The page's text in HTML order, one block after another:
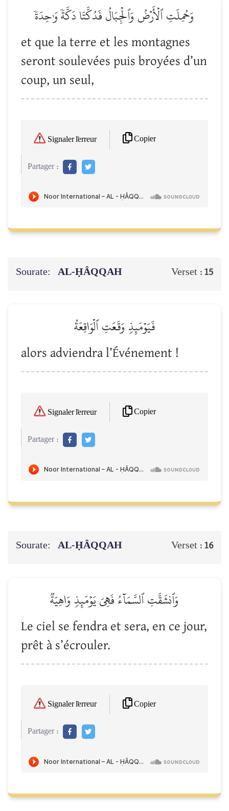
وَحُمِلَتِ ٱلۡأَرۡضُ وَٱلۡجِبَالُ فَدُكَّتَا دَكَّةٗ وَٰحِدَةٗ
et que la terre et les montagnes
seront soulevées puis broyées d’un
coup, un seul,
Signaler l'erreur Copier
Partager :
Sourate: AL-ḤÂQQAH Verset : 15
فَيَوۡمَئِذٖ وَقَعَتِ ٱلۡوَاقِعَةُ
alors adviendra l’Événement !
Signaler l'erreur Copier
Partager :
Sourate: AL-ḤÂQQAH Verset : 16
وَٱنشَقَّتِ ٱلسَّمَآءُ فَهِيَ يَوۡمَئِذٖ وَاهِيَةٞ
Le ciel se fendra et sera, en ce jour,
prêt à s’écrouler.
Signaler l'erreur Copier
Partager :